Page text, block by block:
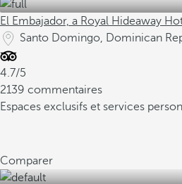
El Embajador, a Royal Hideaway
Santo Domingo, Dominican
4.7/5
2139 commentaires
Espaces exclusifs et services
Comparer